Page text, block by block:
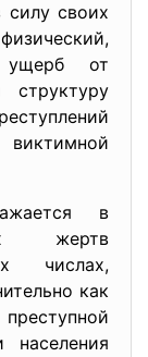
своих
ущерб от
в
жертв
числах,
как